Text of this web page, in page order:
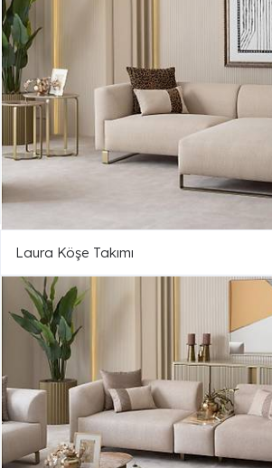
Laura Köşe Takımı